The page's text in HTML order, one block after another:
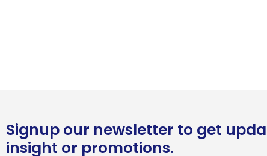
Signup our newsletter to get
insight or promotions.